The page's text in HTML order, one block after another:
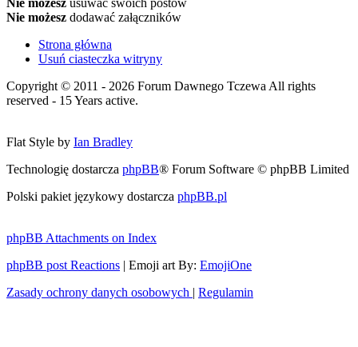
Nie możesz usuwać swoich postów
Nie możesz dodawać załączników
Strona główna
Usuń ciasteczka witryny
Copyright © 2011 - 2026 Forum Dawnego Tczewa All rights
reserved - 15 Years active.
Flat Style by Ian Bradley
Technologię dostarcza phpBB® Forum Software © phpBB Limited
Polski pakiet językowy dostarcza phpBB.pl
phpBB Attachments on Index
phpBB post Reactions | Emoji art By: EmojiOne
Zasady ochrony danych osobowych | Regulamin